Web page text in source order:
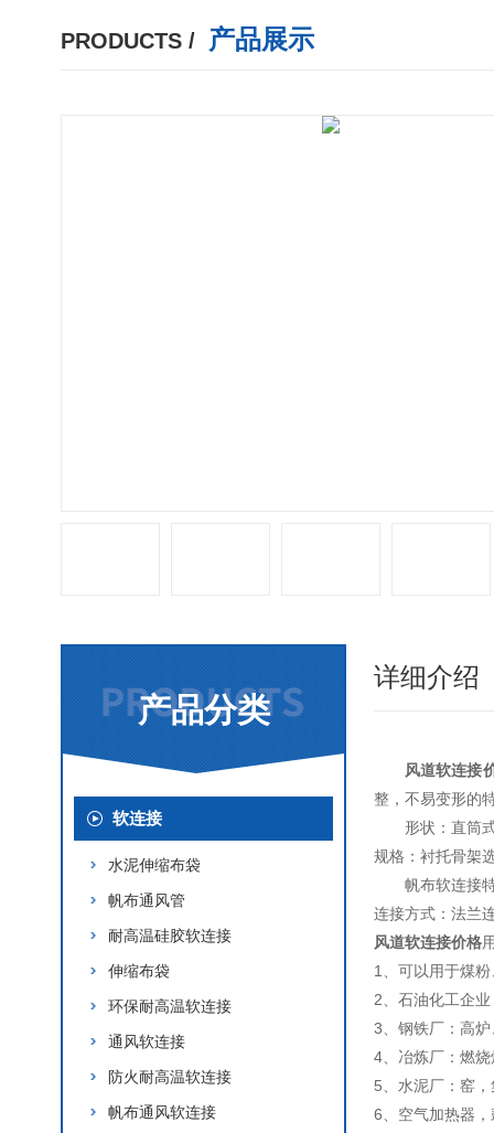
PRODUCTS / 产品展示
产品分类
软连接
水泥伸缩布袋
帆布通风管
耐高温硅胶软连接
伸缩布袋
环保耐高温软连接
通风软连接
防火耐高温软连接
帆布通风软连接
详细介绍
风道软连接
整，不易变形的
形状：直筒
规格：衬托骨架
帆布软连接
连接方式：法兰
风道软连接价格
1、可以用于煤
2、石油化工企
3、钢铁厂：高
4、冶炼厂：燃
5、水泥厂：窑
6、空气加热器